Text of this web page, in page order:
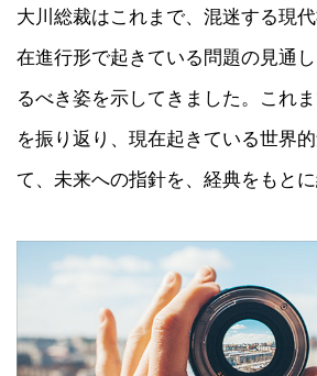
大川総裁はこれまで、混迷する現
在進行形で起きている問題の見通
るべき姿を示してきました。これ
を振り返り、現在起きている世界
て、未来への指針を、経典をもとに